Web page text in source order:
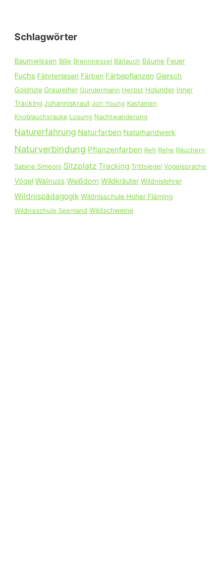
n
a
c
h
:
Schlagwörter
Baumwissen Bille Brennnessel Bärlauch Bäume Feuer
Fuchs Fährtenlesen Färben Färbepflanzen Giersch
Goldrute Graureiher Gundermann Herbst Holunder Inner
Tracking Johanniskraut Jon Young Kastanien
Knoblauchsrauke Losung Nachtwanderung
Naturerfahrung Naturfarben Naturhandwerk
Naturverbindung Pflanzenfarben Reh Rehe Räuchern
Sabine Simeoni Sitzplatz Tracking Trittsiegel Vogelsprache
Vögel Walnuss Weißdorn Wildkräuter Wildnislehrer
Wildnispädagogik Wildnisschule Hoher Fläming
Wildnisschule Seenland Wildschweine